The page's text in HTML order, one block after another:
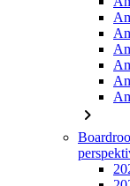
chevron_right